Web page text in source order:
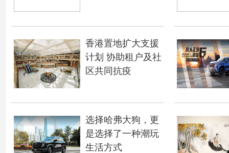
香港置地扩大支援
计划 协助租户及社
区共同抗疫
选择哈弗大狗，更
是选择了一种潮玩
生活方式